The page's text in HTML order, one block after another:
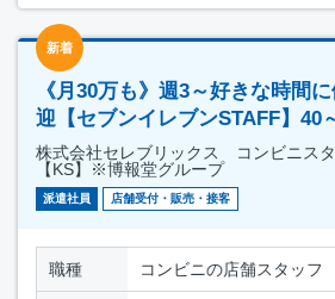
新着
《月30万も》週3～好きな時間
迎【セブンイレブンSTAFF】40
株式会社セレブリックス コンビニス
【KS】※博報堂グループ
派遣社員 店舗受付・販売・接客
職種 コンビニの店舗スタッフ